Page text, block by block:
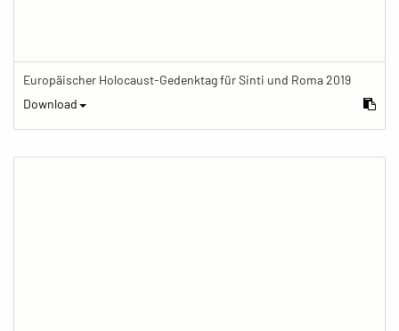
Europäischer Holocaust-Gedenktag für Sinti und Roma 2019
Download